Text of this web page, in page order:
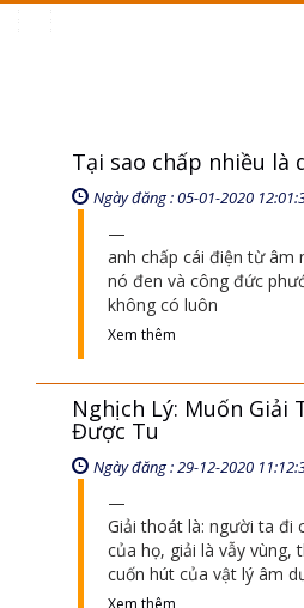
Tại sao chấp nhiều là
anh chấp cái điện từ âm
nó đen và công đức
không có luôn
Nghịch Lý: Muốn Giải
Được Tu
Ngày đăng : 29-12-2020 11:12:35
Giải thoát là: người ta đi
của họ, giải là vẫy vùng,